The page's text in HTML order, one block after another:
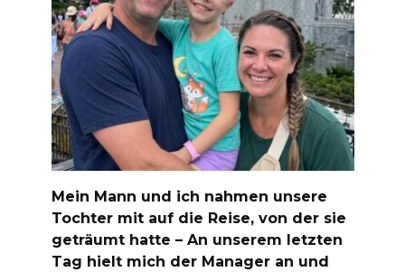
Mein Mann und ich nahmen unsere
Tochter mit auf die Reise, von der sie
geträumt hatte – An unserem letzten
Tag hielt mich der Manager an und